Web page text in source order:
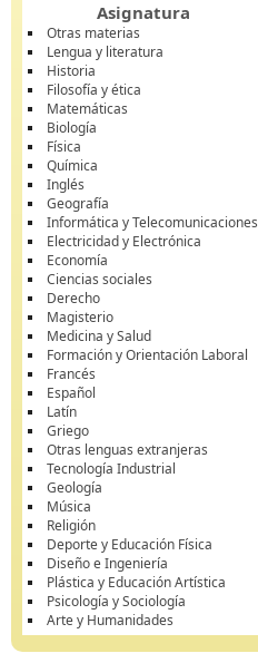
Asignatura
Otras materias
Lengua y literatura
Historia
Filosofía y ética
Matemáticas
Biología
Física
Química
Inglés
Geografía
Informática y Telecomunicaciones
Electricidad y Electrónica
Economía
Ciencias sociales
Derecho
Magisterio
Medicina y Salud
Formación y Orientación Laboral
Francés
Español
Latín
Griego
Otras lenguas extranjeras
Tecnología Industrial
Geología
Música
Religión
Deporte y Educación Física
Diseño e Ingeniería
Plástica y Educación Artística
Psicología y Sociología
Arte y Humanidades